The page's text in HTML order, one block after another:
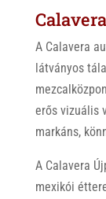
Calavera
A Calavera
látványos
erős vizuális
markáns,
A Calavera
mexikói